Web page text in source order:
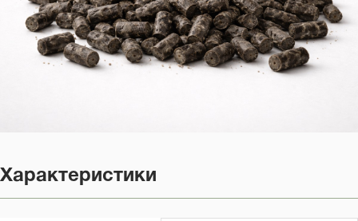
Характеристики